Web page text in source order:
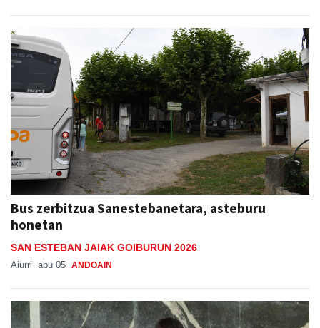
Bus zerbitzua Sanestebanetara, asteburu
honetan
SAN ESTEBAN JAIAK GOIBURUN 2026
Aiurri abu 05 ANDOAIN